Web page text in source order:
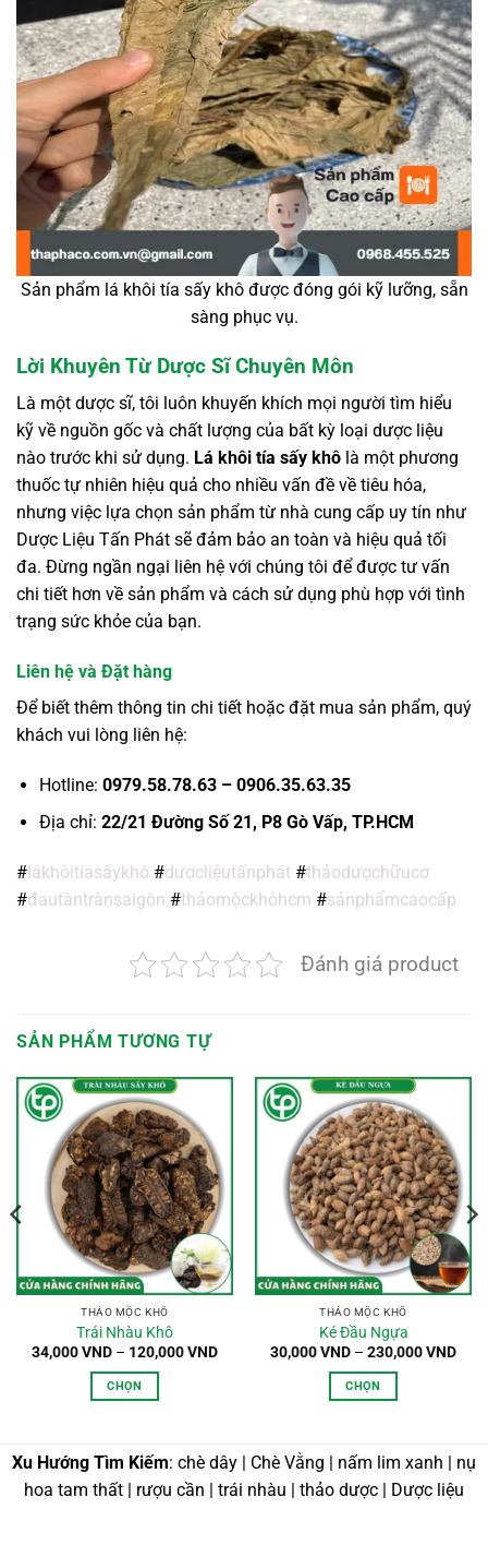
Sản phẩm lá khôi tía sấy khô được đóng gói kỹ lưỡng, sẵn
sàng phục vụ.
Lời Khuyên Từ Dược Sĩ Chuyên Môn
Là một dược sĩ, tôi luôn khuyến khích mọi người tìm hiểu
kỹ về nguồn gốc và chất lượng của bất kỳ loại dược liệu
nào trước khi sử dụng. Lá khôi tía sấy khô là một phương
thuốc tự nhiên hiệu quả cho nhiều vấn đề về tiêu hóa,
nhưng việc lựa chọn sản phẩm từ nhà cung cấp uy tín như
Dược Liệu Tấn Phát sẽ đảm bảo an toàn và hiệu quả tối
đa. Đừng ngần ngại liên hệ với chúng tôi để được tư vấn
chi tiết hơn về sản phẩm và cách sử dụng phù hợp với tình
trạng sức khỏe của bạn.
Liên hệ và Đặt hàng
Để biết thêm thông tin chi tiết hoặc đặt mua sản phẩm, quý
khách vui lòng liên hệ:
Hotline: 0979.58.78.63 – 0906.35.63.35
Địa chỉ: 22/21 Đường Số 21, P8 Gò Vấp, TP.HCM
# lákhôitíasấykhô #dượcliệutấnphát #thảodượchữucơ
#đautàntrànsaigòn #thảomộckhôhcm #sảnphẩmcaocấp
Đánh giá product
SẢN PHẨM TƯƠNG TỰ
THẢO MỘC KHÔ
Trái Nhàu Khô
34,000VND – 120,000VNDKhoảng
CHỌN
này
có
nhiều
THẢO MỘC KHÔ
Ké Đầu Ngựa
30,000VND – 230,000VND
CHỌN
này
nhiều
Xu Hướng Tìm Kiếm: chè dây | Chè Vằng | nấm lim xanh | nụ
hoa tam thất | rượu cần | trái nhàu | thảo dược | Dược liệu